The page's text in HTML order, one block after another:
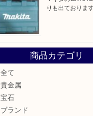
りも出ておりま
商品カテゴリ
全て
貴金属
宝石
ブランド